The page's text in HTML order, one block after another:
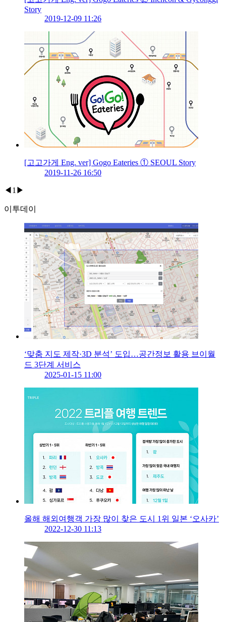
Story
2019-12-09 11:26
[고고가게 Eng. ver] Gogo Eateries ① SEOUL Story
2019-11-26 16:50
◀ 1 ▶
이투데이
‘맞춤 지도 제작·3D 분석’ 도입…공간정보 활용 브이월
드 3단계 서비스
2025-01-15 11:00
올해 해외여행객 가장 많이 찾은 도시 1위 일본 ‘오사카’
2022-12-30 11:13